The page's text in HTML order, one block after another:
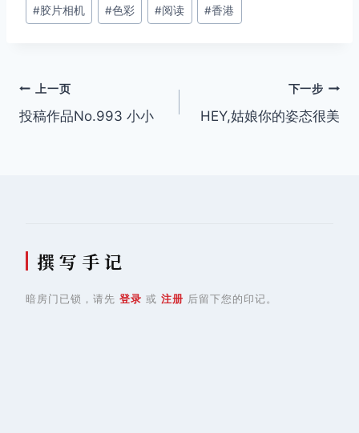
标
#胶片相机 #色彩 #阅读 #香港
文
章
上一页
投稿作品No.993 小小
下一步
HEY,姑娘你的姿态很美
撰 写 手 记
暗房门已锁，请先 登录 或 注册 后留下您的印记。